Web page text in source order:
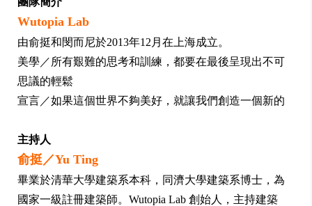
Wutopia Lab
由俞挺和閔而尼於2013年12月在上海成立。
美學／所有艱難的思考和訓練，都要在最後呈現出不可
思議的輕鬆
宣言／如果這個世界不夠美好，就讓我們創造一個新的
主持人
俞挺／Yu Ting
畢業於清華大學建築系本科，同濟大學建築系博士，為
國家一級註冊建築師。Wutopia Lab 創始人，主持建築